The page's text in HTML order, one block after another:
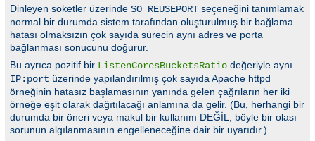
Dinleyen soketler üzerinde SO_REUSEPORT seçeneğini tanımlamak
normal bir durumda sistem tarafından oluşturulmuş bir bağlama
hatası olmaksızın çok sayıda sürecin aynı adres ve porta
bağlanması sonucunu doğurur.
Bu ayrıca pozitif bir ListenCoresBucketsRatio değeriyle aynı
IP:port üzerinde yapılandırılmış çok sayıda Apache httpd
örneğinin hatasız başlamasının yanında gelen çağrıların her iki
örneğe eşit olarak dağıtılacağı anlamına da gelir. (Bu, herhangi bir
durumda bir öneri veya makul bir kullanım DEĞİL, böyle bir olası
sorunun algılanmasının engelleneceğine dair bir uyarıdır.)